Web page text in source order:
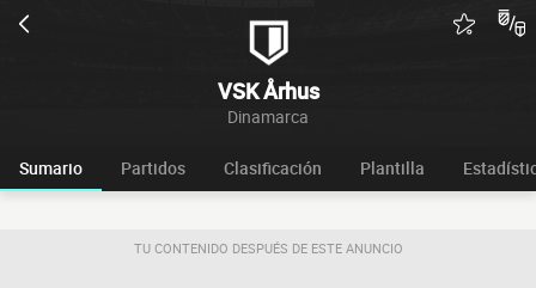
VSK Århus
Dinamarca
Sumario Partidos Clasificación Plantilla
TU CONTENIDO DESPUÉS DE ESTE ANUNCIO